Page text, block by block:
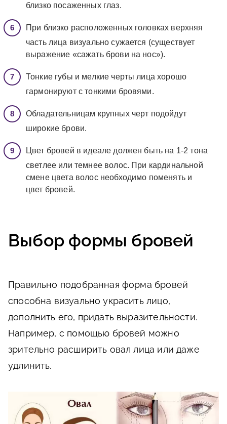
близко посаженных глаз.
При близко расположенных головках верхняя
часть лица визуально сужается (существует
выражение «сажать брови на нос»).
Тонкие губы и мелкие черты лица хорошо
гармонируют с тонкими бровями.
Обладательницам крупных черт подойдут
широкие брови.
Цвет бровей в идеале должен быть на 1-2 тона
светлее или темнее волос. При кардинальной
смене цвета волос необходимо поменять и
цвет бровей.
Выбор формы бровей
Правильно подобранная форма бровей
способна визуально украсить лицо,
дополнить его, придать выразительности.
Например, с помощью бровей можно
зрительно расширить овал лица или даже
удлинить.